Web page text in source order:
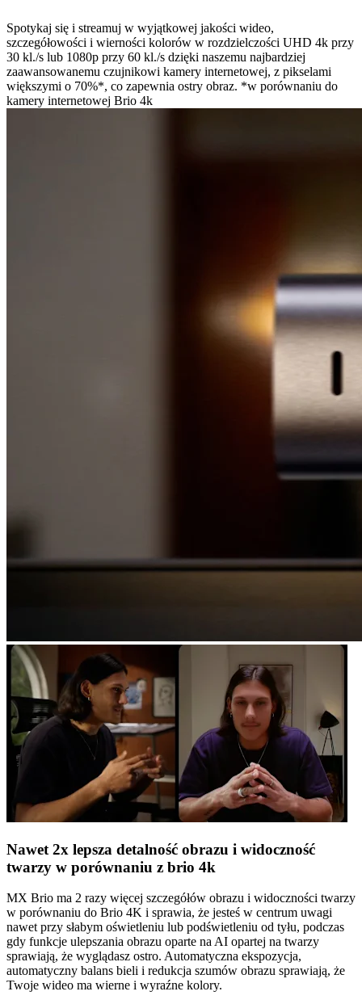
Spotykaj się i streamuj w wyjątkowej jakości wideo,
szczegółowości i wierności kolorów w rozdzielczości UHD 4k przy
30 kl./s lub 1080p przy 60 kl./s dzięki naszemu najbardziej
zaawansowanemu czujnikowi kamery internetowej, z pikselami
większymi o 70%*, co zapewnia ostry obraz. *w porównaniu do
kamery internetowej Brio 4k
Nawet 2x lepsza detalność obrazu i widoczność
twarzy w porównaniu z brio 4k
MX Brio ma 2 razy więcej szczegółów obrazu i widoczności twarzy
w porównaniu do Brio 4K i sprawia, że jesteś w centrum uwagi
nawet przy słabym oświetleniu lub podświetleniu od tyłu, podczas
gdy funkcje ulepszania obrazu oparte na AI opartej na twarzy
sprawiają, że wyglądasz ostro. Automatyczna ekspozycja,
automatyczny balans bieli i redukcja szumów obrazu sprawiają, że
Twoje wideo ma wierne i wyraźne kolory.